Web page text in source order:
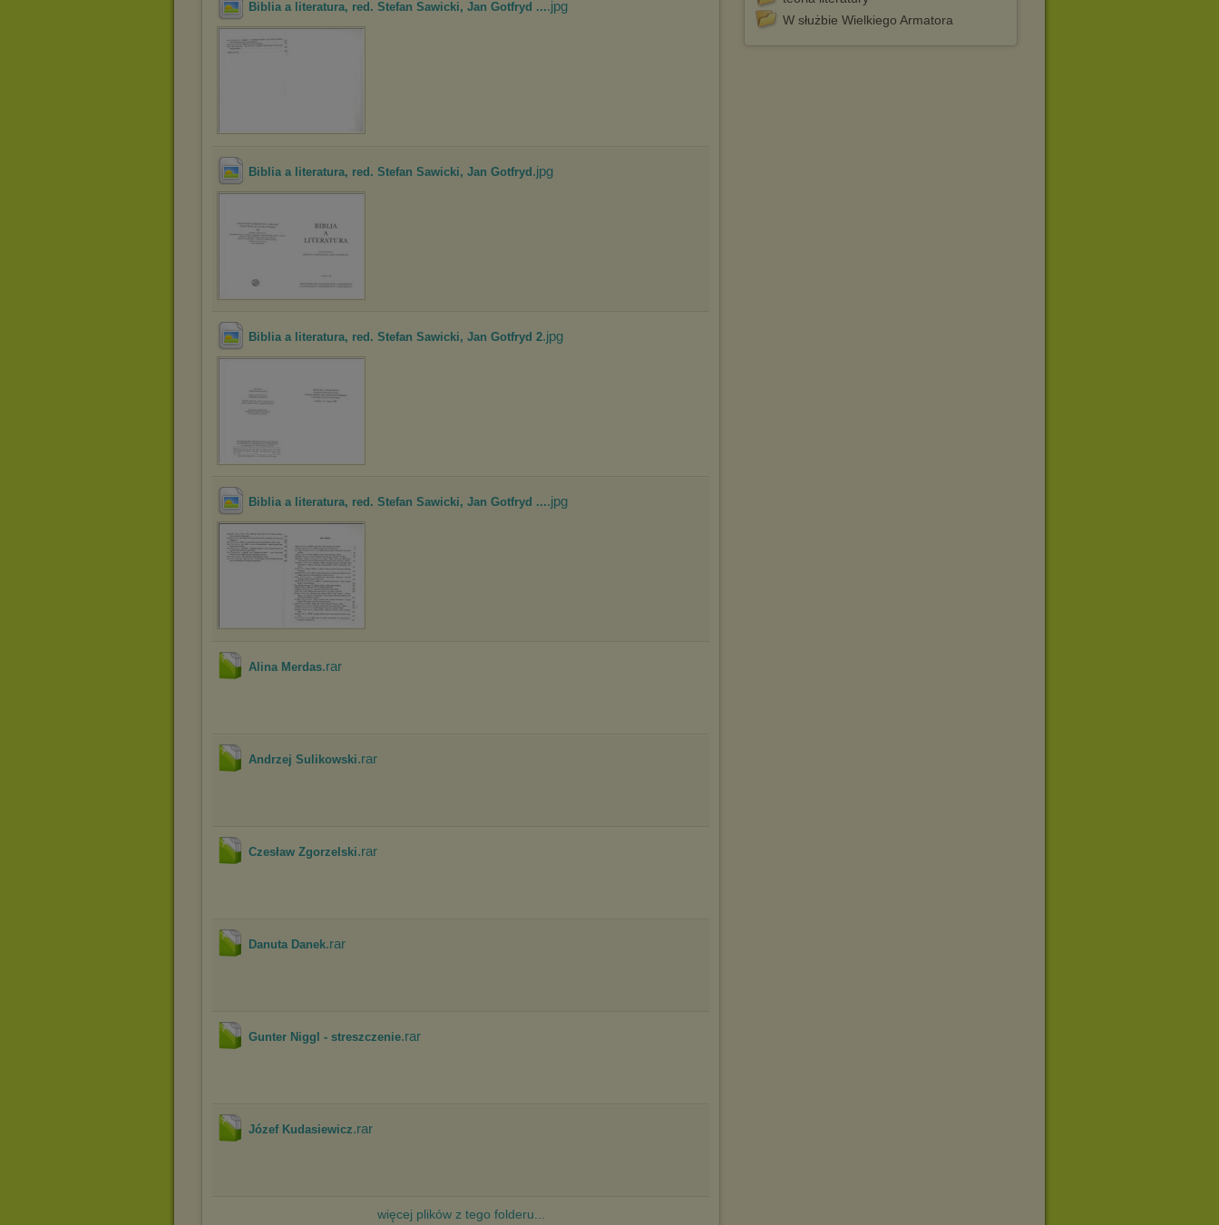
prosimy o opuszczenie serwisu chomikuj.pl.
urządzeniu końcowym. Można również usunąć pliki cookies,
dokonując odpowiednich zmian w ustawieniach przeglądarki
W służbie Wielkiego Armatora
Biblia a literatura, red. Stefan Sawicki, Jan Gotfryd ....jpg
Biblia a literatura, red. Stefan Sawicki, Jan Gotfryd .jpg
Biblia a literatura, red. Stefan Sawicki, Jan Gotfryd 2.jpg
Biblia a literatura, red. Stefan Sawicki, Jan Gotfryd ....jpg
Alina Merdas.rar
Andrzej Sulikowski.rar
Czesław Zgorzelski.rar
Danuta Danek.rar
Gunter Niggl - streszczenie.rar
Józef Kudasiewicz.rar
więcej plików z tego folderu...